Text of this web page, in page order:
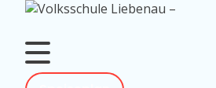
content